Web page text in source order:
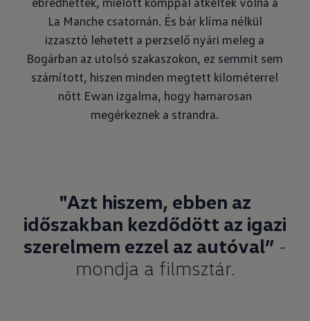
La Manche csatornán. És bár klíma nélkül
izzasztó lehetett a perzselő nyári meleg a
Bogárban az utolsó szakaszokon, ez semmit sem
számított, hiszen minden megtett kilométerrel
nőtt Ewan izgalma, hogy hamarosan
megérkeznek a strandra.
"Azt hiszem, ebben az
időszakban kezdődött az igazi
szerelmem ezzel az autóval” -
mondja a filmsztár.